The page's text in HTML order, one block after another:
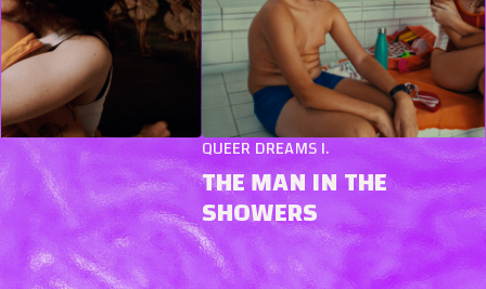
QUEER DREAMS I.
THE MAN IN THE
SHOWERS